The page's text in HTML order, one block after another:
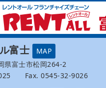
富士
MAP
県富士市松岡264-2
Fax. 0545-32-9026